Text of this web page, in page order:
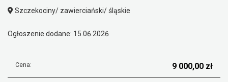
Szczekociny/ zawierciański/ śląskie
Ogłoszenie dodane: 15.06.2026
Cena: 9 000,00 zł